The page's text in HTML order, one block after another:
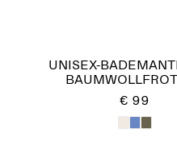
UNISEX-
€ 99